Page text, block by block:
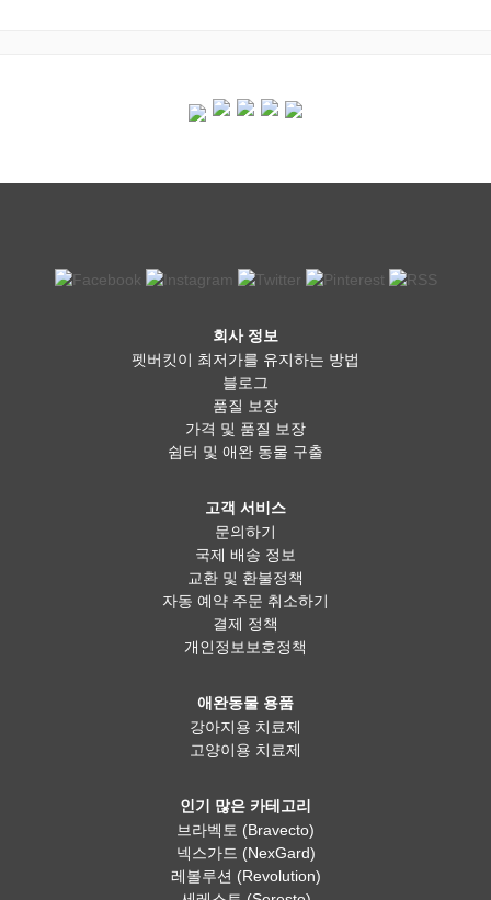
회사 정보
펫버킷이 최저가를 유지하는 방법
블로그
품질 보장
가격 및 품질 보장
쉼터 및 애완 동물 구출
고객 서비스
문의하기
국제 배송 정보
교환 및 환불정책
자동 예약 주문 취소하기
결제 정책
개인정보보호정책
애완동물 용품
강아지용 치료제
고양이용 치료제
인기 많은 카테고리
브라벡토 (Bravecto)
넥스가드 (NexGard)
레볼루션 (Revolution)